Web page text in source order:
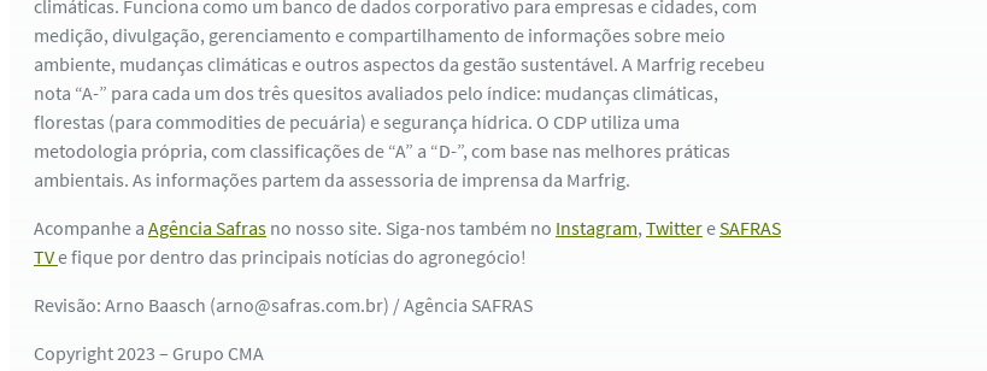
climáticas. Funciona como um banco de dados corporativo para empresas e cidades, com
medição, divulgação, gerenciamento e compartilhamento de informações sobre meio
ambiente, mudanças climáticas e outros aspectos da gestão sustentável. A Marfrig recebeu
nota “A-” para cada um dos três quesitos avaliados pelo índice: mudanças climáticas,
florestas (para commodities de pecuária) e segurança hídrica. O CDP utiliza uma
metodologia própria, com classificações de “A” a “D-”, com base nas melhores práticas
ambientais. As informações partem da assessoria de imprensa da Marfrig.
Acompanhe a Agência Safras no nosso site. Siga-nos também no Instagram, TwittereSAFRAS
TVe fique por dentro das principais notícias do agronegócio!
Revisão: Arno Baasch (arno@safras.com.br) / Agência SAFRAS
Copyright 2023 – Grupo CMA